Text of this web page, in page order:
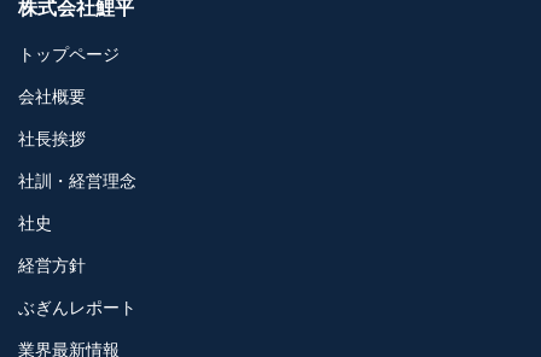
株式会社鯉平
トップページ
会社概要
社長挨拶
社訓・経営理念
社史
経営方針
ぶぎんレポート
業界最新情報